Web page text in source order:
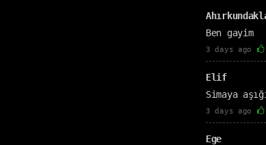
Ben gayim
3 days ago
Elif
Simaya
3 days ago
Ege